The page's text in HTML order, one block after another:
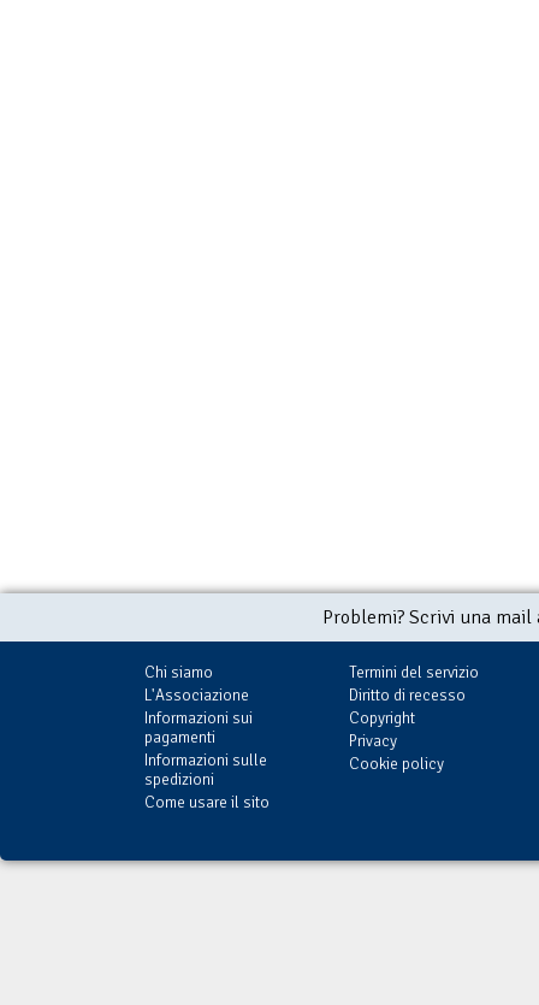
Problemi? Scrivi una
Chi siamo
L'Associazione
Informazioni sui
pagamenti
Informazioni sulle
spedizioni
Come usare il sito
Termini del servizio
Diritto di recesso
Copyright
Privacy
Cookie policy